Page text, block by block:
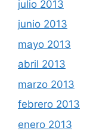
julio 2013
junio 2013
mayo 2013
abril 2013
marzo 2013
febrero 2013
enero 2013